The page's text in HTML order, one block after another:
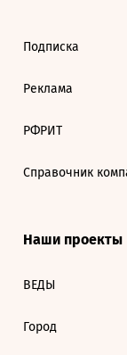
Подписка
Реклама
РФРИТ
Справочник
Наши проекты
ВЕДЫ
Город